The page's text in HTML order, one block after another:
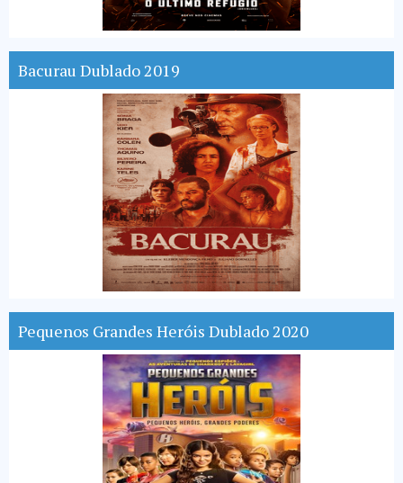
Bacurau Dublado 2019
Pequenos Grandes Heróis Dublado 2020